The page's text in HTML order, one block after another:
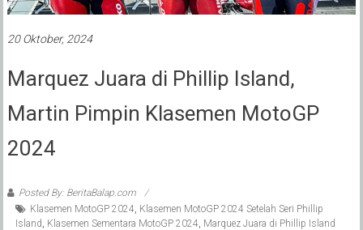
20 Oktober, 2024
Marquez Juara di Phillip Island,
Martin Pimpin Klasemen MotoGP
2024
Posted By: BeritaBalap.com
Klasemen MotoGP 2024, Klasemen MotoGP 2024 Setelah Seri Phillip
Island, Klasemen Sementara MotoGP 2024, Marquez Juara di Phillip Island